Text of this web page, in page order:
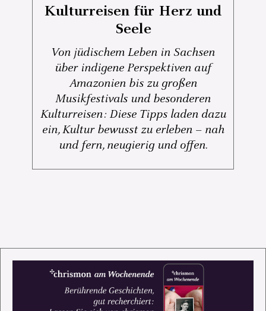
Kulturreisen für Herz und
Seele
Von jüdischem Leben in Sachsen
über indigene Perspektiven auf
Amazonien bis zu großen
Musikfestivals und besonderen
Kulturreisen: Diese Tipps laden dazu
ein, Kultur bewusst zu erleben – nah
und fern, neugierig und offen.